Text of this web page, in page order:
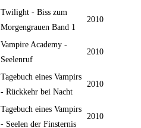
Twilight - Biss zum
Morgengrauen Band 1
2010
Vampire Academy -
Seelenruf
2010
Tagebuch eines Vampirs
- Rückkehr bei Nacht
2010
Tagebuch eines Vampirs
- Seelen der Finsternis
2010